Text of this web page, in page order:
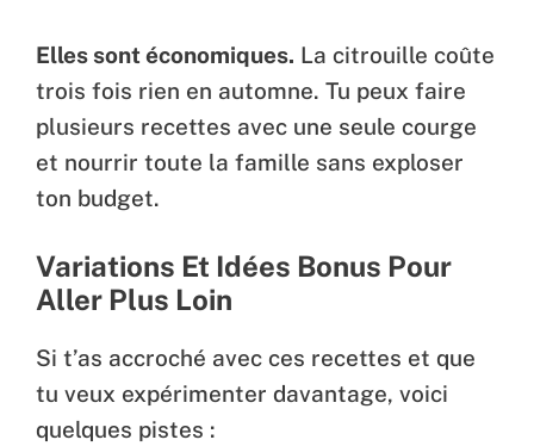
Elles sont économiques. La citrouille coûte
trois fois rien en automne. Tu peux faire
plusieurs recettes avec une seule courge
et nourrir toute la famille sans exploser
ton budget.
Variations Et Idées Bonus Pour
Aller Plus Loin
Si t’as accroché avec ces recettes et que
tu veux expérimenter davantage, voici
quelques pistes :